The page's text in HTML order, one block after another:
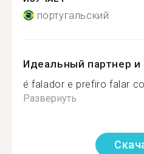
португальский
Идеальный партнер и
é falador e prefiro falar
Развернуть